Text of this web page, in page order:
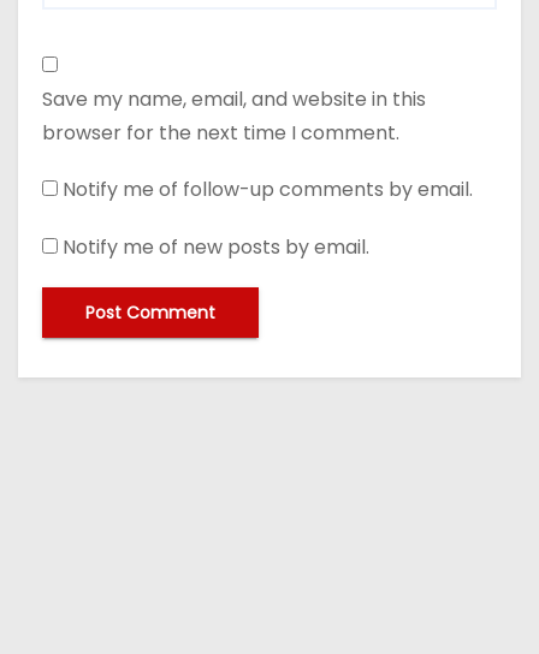
Save my name, email, and website in this
browser for the next time I comment.
Notify me of follow-up comments by email.
Notify me of new posts by email.